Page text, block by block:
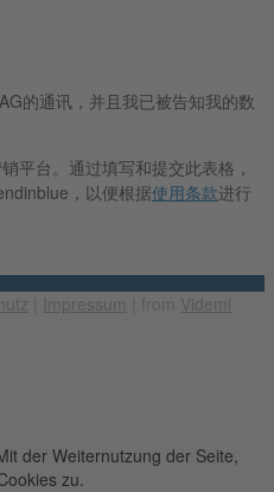
的通讯，并且我已被告知我的数
平台。通过填写和提交此表格，
，以便根据使用条款进行
Impressum
Videmi
der Weiternutzung der Seite,
zu.